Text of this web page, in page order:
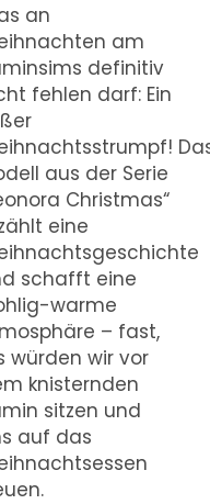
an
am
definitiv
fehlen darf: Ein
aus der Serie
Christmas“
eine
schafft eine
warme
– fast,
würden wir vor
knisternden
sitzen und
auf das